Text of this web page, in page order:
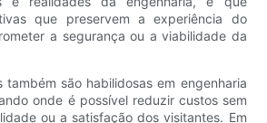
que preservem a experiência do
a segurança ou a viabilidade da
também são habilidosas em engenharia
onde é possível reduzir custos sem
ou a satisfação dos visitantes. Em